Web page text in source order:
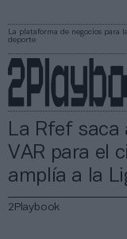
La plataforma de negocios para
deporte
La Rfef saca
VAR para el
amplía a la
2Playbook